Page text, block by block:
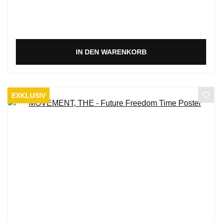
IN DEN WARENKORB
EXKLUSIV